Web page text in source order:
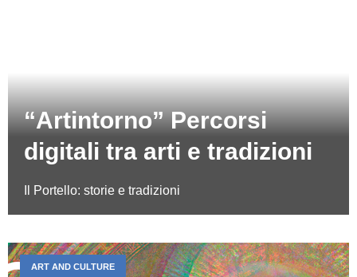
“Artintorno” Percorsi
digitali tra arti e tradizioni
Il Portello: storie e tradizioni
ART AND CULTURE